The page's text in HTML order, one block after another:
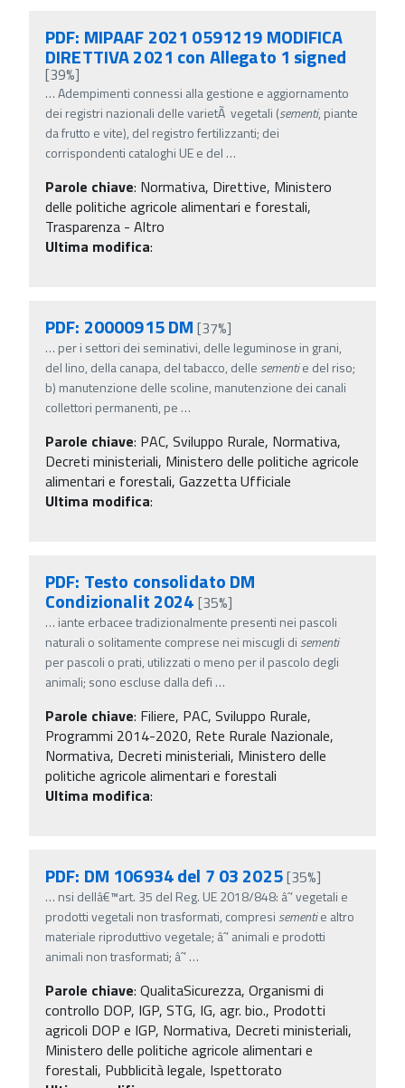
PDF: MIPAAF 2021 0591219 MODIFICA
DIRETTIVA 2021 con Allegato 1 signed
[39%]
…Adempimenti connessi alla gestione e aggiornamento
dei registri nazionali delle varietÃ vegetali (sementi, piante
da frutto e vite), del registro fertilizzanti; dei
corrispondenti cataloghi UE e del …
Parole chiave: Normativa, Direttive, Ministero
delle politiche agricole alimentari e forestali,
Trasparenza - Altro
Ultima modifica:
PDF: 20000915 DM [37%]
… per i settori dei seminativi, delle leguminose in grani,
del lino, della canapa, del tabacco, delle sementie del riso;
b) manutenzione delle scoline, manutenzione dei canali
collettori permanenti, pe …
Parole chiave: PAC, Sviluppo Rurale, Normativa,
Decreti ministeriali, Ministero delle politiche agricole
alimentari e forestali, Gazzetta Ufficiale
Ultima modifica:
PDF: Testo consolidato DM
Condizionalit 2024 [35%]
… iante erbacee tradizionalmente presenti nei pascoli
naturali o solitamente comprese nei miscugli di sementi
per pascoli o prati, utilizzati o meno per il pascolo degli
animali; sono escluse dalla defi …
Parole chiave: Filiere, PAC, Sviluppo Rurale,
Programmi 2014-2020, Rete Rurale Nazionale,
Normativa, Decreti ministeriali, Ministero delle
politiche agricole alimentari e forestali
Ultima modifica:
PDF: DM 106934 del 7 03 2025[35%]
… nsi dellâ€™art. 35 del Reg. UE 2018/848: âˆ’ vegetali e
prodotti vegetali non trasformati, compresi sementie altro
materiale riproduttivo vegetale; âˆ’ animali e prodotti
animali non trasformati; âˆ’…
Parole chiave: QualitaSicurezza, Organismi di
controllo DOP, IGP, STG, IG, agr. bio., Prodotti
agricoli DOP e IGP, Normativa, Decreti ministeriali,
Ministero delle politiche agricole alimentari e
forestali, Pubblicità legale, Ispettorato